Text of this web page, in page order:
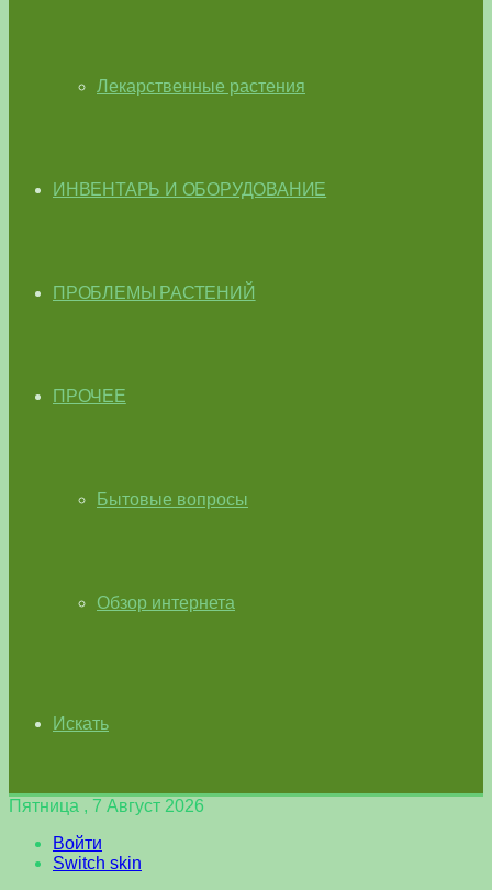
Лекарственные растения
ИНВЕНТАРЬ И ОБОРУДОВАНИЕ
ПРОБЛЕМЫ РАСТЕНИЙ
ПРОЧЕЕ
Бытовые вопросы
Обзор интернета
Искать
Пятница , 7 Август 2026
Войти
Switch skin